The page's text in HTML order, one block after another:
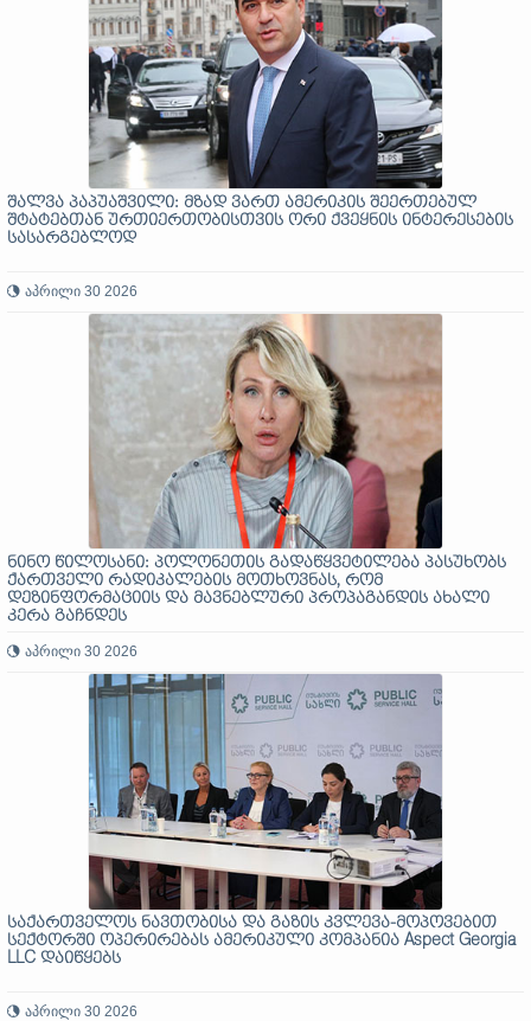
შალვა პაპუაშვილი: მზად ვართ ამერიკის შეერთებულ
შტატებთან ურთიერთობისთვის ორი ქვეყნის ინტერესების
სასარგებლოდ
აპრილი 30 2026
ნინო წილოსანი: პოლონეთის გადაწყვეტილება პასუხობს
ქართველი რადიკალების მოთხოვნას, რომ
დეზინფორმაციის და მავნებლური პროპაგანდის ახალი
კერა გაჩნდეს
აპრილი 30 2026
საქართველოს ნავთობისა და გაზის კვლევა-მოპოვებით
სექტორში ოპერირებას ამერიკული კომპანია Aspect Georgia
LLC დაიწყებს
აპრილი 30 2026